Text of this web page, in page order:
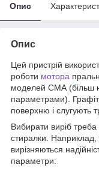
Опис
Опис
Цей пристрій
роботи мотора
моделей СМА (більш
параметрами).
поверхню і слугують
Вибирати виріб
стиралки. Наприклад,
вирізняються
параметри: